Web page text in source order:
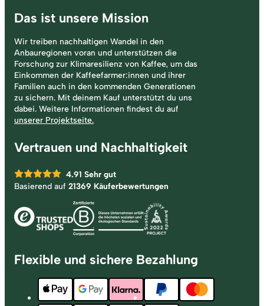
Das ist unsere Mission
Wir treiben nachhaltigen Wandel in den
Anbauregionen voran und unterstützen die
Forschung zur Klimaresilienz von Kaffee, um das
Einkommen der Kaffeefarmer:innen und ihrer
Familien auch in den kommenden Generationen
zu sichern. Mit deinem Kauf unterstützt du uns
dabei. Weitere Informationen findest du auf
unserer Projektseite.
Vertrauen und Nachhaltigkeit
4.91 Sehr gut
Basierend auf 21369 Käuferbewertungen
Flexible und sichere Bezahlung